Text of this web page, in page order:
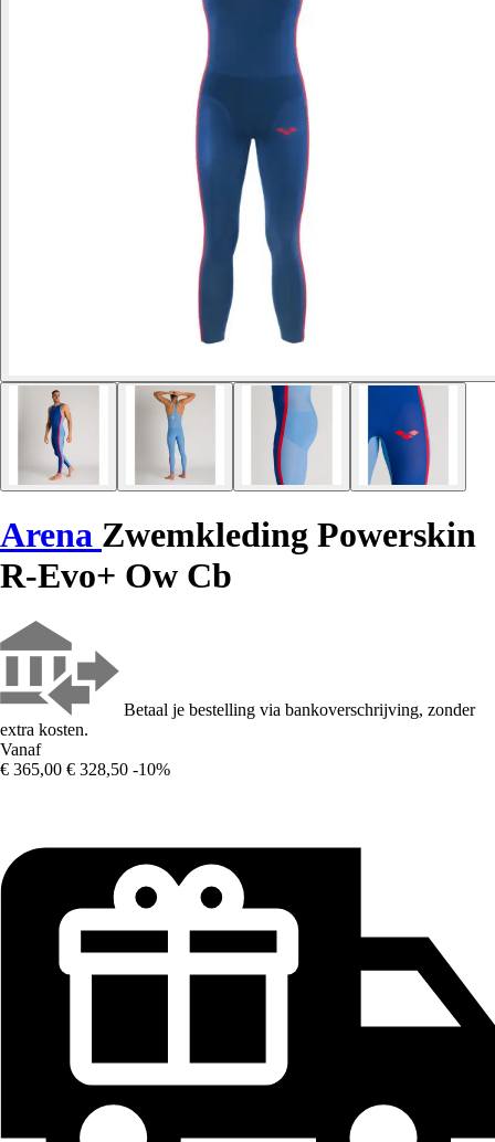
Arena Zwemkleding Powerskin
R-Evo+ Ow Cb
Betaal je bestelling via bankoverschrijving, zonder
extra kosten.
Vanaf
€ 365,00 € 328,50 -10%